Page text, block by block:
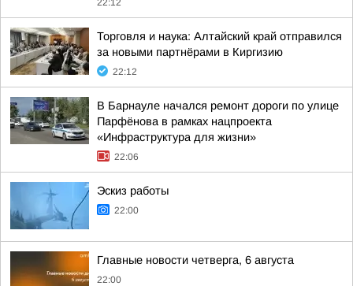
22:12
Торговля и наука: Алтайский край отправился
за новыми партнёрами в Киргизию
22:12
В Барнауле начался ремонт дороги по улице
Парфёнова в рамках нацпроекта
«Инфраструктура для жизни»
22:06
Эскиз работы
22:00
Главные новости четверга, 6 августа
22:00